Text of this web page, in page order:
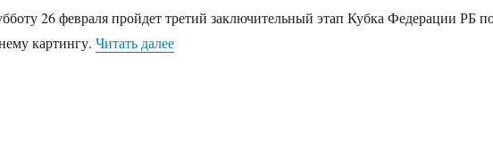
26 февраля пройдет третий заключительный этап Кубка Федерации РБ
картингу. Читать далее«Третий этап Кубка Федерации.»